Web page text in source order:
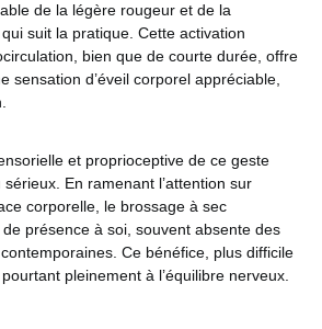
de la légère rougeur et de la
suit la pratique. Cette activation
bien que de courte durée, offre
sensation d’éveil corporel appréciable,
et proprioceptive de ce geste
sérieux. En ramenant l’attention sur
corporelle, le brossage à sec
présence à soi, souvent absente des
Ce bénéfice, plus difficile
pleinement à l’équilibre nerveux.